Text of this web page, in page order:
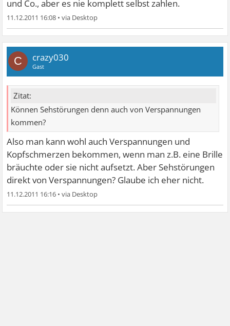
und Co., aber es nie komplett selbst zahlen.
11.12.2011 16:08 •
C crazy030
Gast
Zitat:
Können Sehstörungen denn auch von Verspannungen
kommen?
Also man kann wohl auch Verspannungen und
Kopfschmerzen bekommen, wenn man z.B. eine Brille
bräuchte oder sie nicht aufsetzt. Aber Sehstörungen
direkt von Verspannungen? Glaube ich eher nicht.
11.12.2011 16:16 •